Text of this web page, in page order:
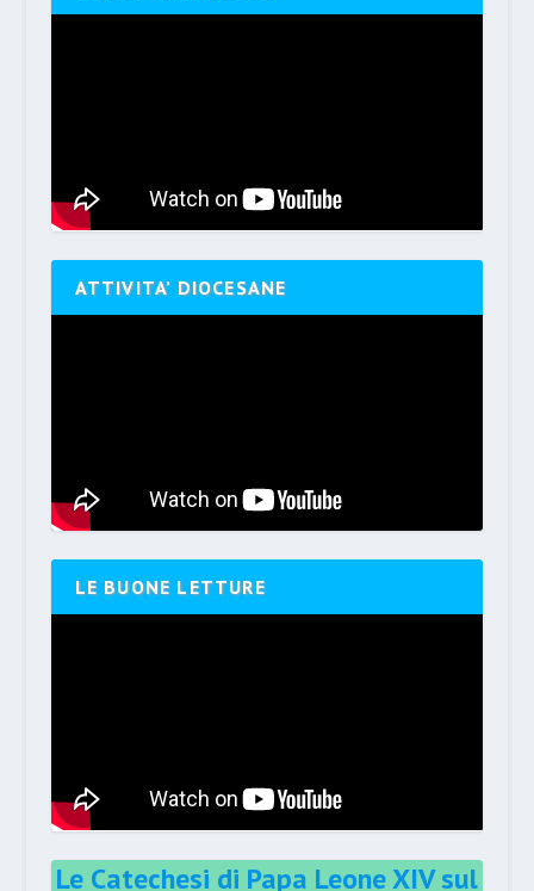
ATTIVITA’ DIOCESANE
LE BUONE LETTURE
Le Catechesi di Papa Leone XIV sul